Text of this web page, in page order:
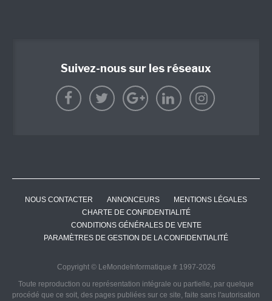
Suivez-nous sur les réseaux
NOUS CONTACTER ANNONCEURS
MENTIONS LÉGALES
CHARTE DE CONFIDENTIALITÉ
CONDITIONS GÉNÉRALES DE VENTE
PARAMÈTRES DE GESTION DE LA CONFIDENTIALITÉ
Copyright © LeMondeInformatique.fr 1997-2026
Toute reproduction ou représentation intégrale ou partielle, par quelque
procédé que ce soit, des pages publiées sur ce site, faite sans l'autorisation